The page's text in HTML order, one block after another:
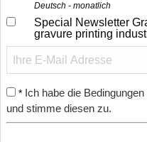
Deutsch - monatlich
Special Newsletter
gravure printing
* Ich habe die
und stimme diesen zu.